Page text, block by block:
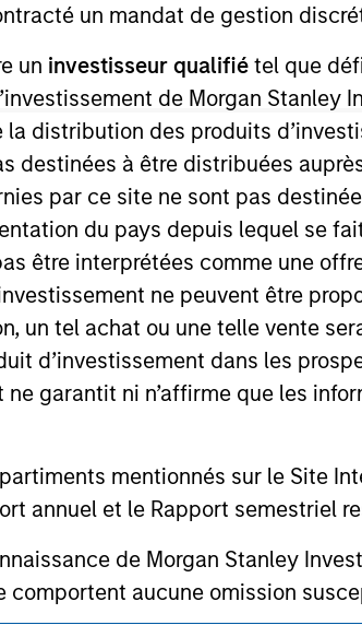
un mandat de gestion
un investisseur qualifié tel que
de Morgan Stanley
distribution des produits
destinées à être distribuées
par ce site ne sont pas
du pays depuis lequel se
être interprétées comme une
ne peuvent être
un tel achat ou une telle vente
d’investissement dans les
garantit ni n’affirme que les
mentionnés sur le Site
annuel et le Rapport semestriel
de Morgan Stanley
comportent aucune omission
n'est donnée et
and educational purposes only. There is
perform well in the future (for current
on this website has not been
that you are navigating to a third party
not and does not imply any endorsement,
site. In no event shall we be